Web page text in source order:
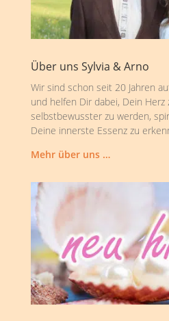
Über uns Sylvia & Arno
Wir sind schon seit 20 Jahren
und helfen Dir dabei, Dein Herz
selbstbewusster zu werden,
Deine innerste Essenz zu
Mehr über uns …